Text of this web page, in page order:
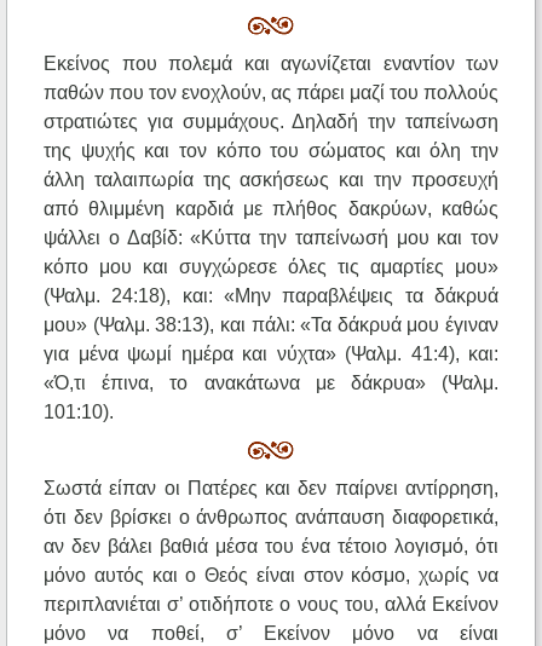
Εκείνος που πολεμά και αγωνίζεται εναντίον των
παθών που τον ενοχλούν, ας πάρει μαζί του πολλούς
στρατιώτες για συμμάχους. Δηλαδή την ταπείνωση
της ψυχής και τον κόπο του σώματος και όλη την
άλλη ταλαιπωρία της ασκήσεως και την προσευχή
από θλιμμένη καρδιά με πλήθος δακρύων, καθώς
ψάλλει ο Δαβίδ: «Κύττα την ταπείνωσή μου και τον
κόπο μου και συγχώρεσε όλες τις αμαρτίες μου»
(Ψαλμ. 24:18), και: «Μην παραβλέψεις τα δάκρυά
μου» (Ψαλμ. 38:13), και πάλι: «Τα δάκρυά μου έγιναν
για μένα ψωμί ημέρα και νύχτα» (Ψαλμ. 41:4), και:
«Ό,τι έπινα, το ανακάτωνα με δάκρυα» (Ψαλμ.
101:10).
Σωστά είπαν οι Πατέρες και δεν παίρνει αντίρρηση,
ότι δεν βρίσκει ο άνθρωπος ανάπαυση διαφορετικά,
αν δεν βάλει βαθιά μέσα του ένα τέτοιο λογισμό, ότι
μόνο αυτός και ο Θεός είναι στον κόσμο, χωρίς να
περιπλανιέται σ’ οτιδήποτε ο νους του, αλλά Εκείνον
μόνο να ποθεί, σ’ Εκείνον μόνο να είναι